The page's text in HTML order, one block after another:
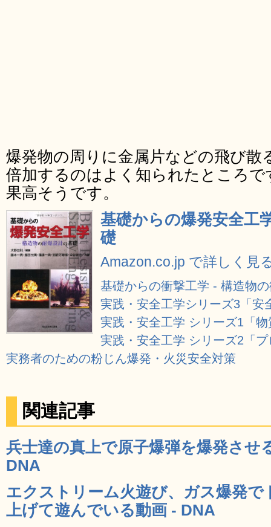
爆発物の周りに金属片などの飛び散
倍加するのはよく知られたところで
果高そうです。
基礎からの爆発安全工
礎
Amazon.co.jp で詳しく見
基礎からの衝撃工学 - 構造物
実践・安全工学シリーズ3「安
実践・安全工学 シリーズ1「
実践・安全工学 シリーズ2「
実務者のための粉じん爆発・火災安全対策
関連記事
兵士達の真上で原子爆弾を爆発させ
DNA
エクストリーム火遊び、ガス爆発
上げて遊んでいる動画 - DNA